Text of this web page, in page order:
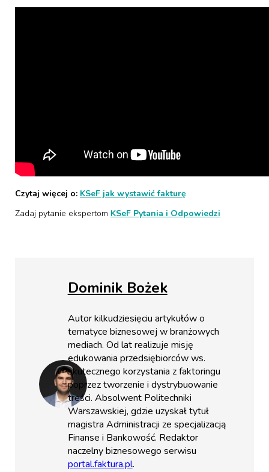
Czytaj więcej o: KSeF jak wystawić fakturę
Zadaj pytanie ekspertom KSeF Pytania i Odpowiedzi
Dominik Bożek
Autor kilkudziesięciu artykułów o
tematyce biznesowej w branżowych
mediach. Od lat realizuje misję
edukowania przedsiębiorców ws.
skutecznego korzystania z faktoringu
poprzez tworzenie i dystrybuowanie
treści. Absolwent Politechniki
Warszawskiej, gdzie uzyskał tytuł
magistra Administracji ze specjalizacją
Finanse i Bankowość. Redaktor
naczelny biznesowego serwisu
portal.faktura.pl.